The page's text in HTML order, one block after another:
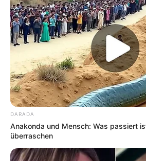
DARADA
Anakonda und Mensch: Was passiert
überraschen